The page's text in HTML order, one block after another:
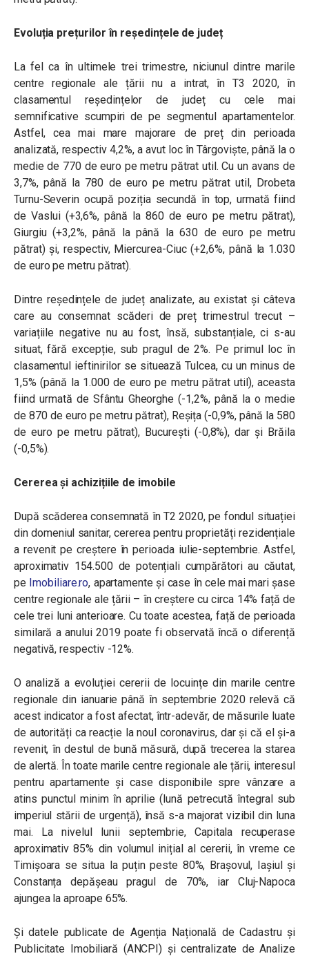
Evoluția prețurilor în reședințele de județ
La fel ca în ultimele trei trimestre, niciunul dintre marile
centre regionale ale țării nu a intrat, în T3 2020, în
clasamentul reședințelor de județ cu cele mai
semnificative scumpiri de pe segmentul apartamentelor.
Astfel, cea mai mare majorare de preț din perioada
analizată, respectiv 4,2%, a avut loc în Târgoviște, până la o
medie de 770 de euro pe metru pătrat util. Cu un avans de
3,7%, până la 780 de euro pe metru pătrat util, Drobeta
Turnu-Severin ocupă poziția secundă în top, urmată fiind
de Vaslui (+3,6%, până la 860 de euro pe metru pătrat),
Giurgiu (+3,2%, până la până la 630 de euro pe metru
pătrat) și, respectiv, Miercurea-Ciuc (+2,6%, până la 1.030
de euro pe metru pătrat).
Dintre reședințele de județ analizate, au existat și câteva
care au consemnat scăderi de preț trimestrul trecut –
variațiile negative nu au fost, însă, substanțiale, ci s-au
situat, fără excepție, sub pragul de 2%. Pe primul loc în
clasamentul ieftinirilor se situează Tulcea, cu un minus de
1,5% (până la 1.000 de euro pe metru pătrat util), aceasta
fiind urmată de Sfântu Gheorghe (-1,2%, până la o medie
de 870 de euro pe metru pătrat), Reșița (-0,9%, până la 580
de euro pe metru pătrat), București (-0,8%), dar și Brăila
(-0,5%).
Cererea și achizițiile de imobile
După scăderea consemnată în T2 2020, pe fondul situației
din domeniul sanitar, cererea pentru proprietăți rezidențiale
a revenit pe creștere în perioada iulie-septembrie. Astfel,
aproximativ 154.500 de potențiali cumpărători au căutat,
pe Imobiliare.ro, apartamente și case în cele mai mari șase
centre regionale ale țării – în creștere cu circa 14% față de
cele trei luni anterioare. Cu toate acestea, față de perioada
similară a anului 2019 poate fi observată încă o diferență
negativă, respectiv -12%.
O analiză a evoluției cererii de locuințe din marile centre
regionale din ianuarie până în septembrie 2020 relevă că
acest indicator a fost afectat, într-adevăr, de măsurile luate
de autorități ca reacție la noul coronavirus, dar și că el și-a
revenit, în destul de bună măsură, după trecerea la starea
de alertă. În toate marile centre regionale ale țării, interesul
pentru apartamente și case disponibile spre vânzare a
atins punctul minim în aprilie (lună petrecută întegral sub
imperiul stării de urgență), însă s-a majorat vizibil din luna
mai. La nivelul lunii septembrie, Capitala recuperase
aproximativ 85% din volumul inițial al cererii, în vreme ce
Timișoara se situa la puțin peste 80%, Brașovul, Iașiul și
Constanța depășeau pragul de 70%, iar Cluj-Napoca
ajungea la aproape 65%.
Și datele publicate de Agenția Națională de Cadastru și
Publicitate Imobiliară (ANCPI) și centralizate de Analize